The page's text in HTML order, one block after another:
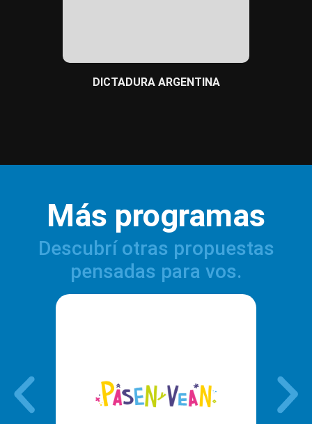
DICTADURA ARGENTINA
Más programas
Descubrí otras propuestas
pensadas para vos.